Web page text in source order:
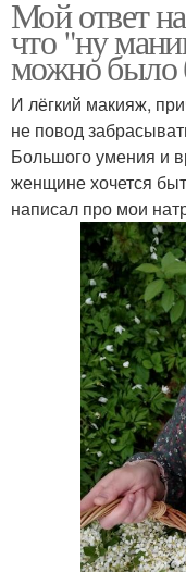
Мой ответ
что "ну
можно было
И лёгкий макияж,
не повод
Большого умения и
женщине хочется
написал про мои